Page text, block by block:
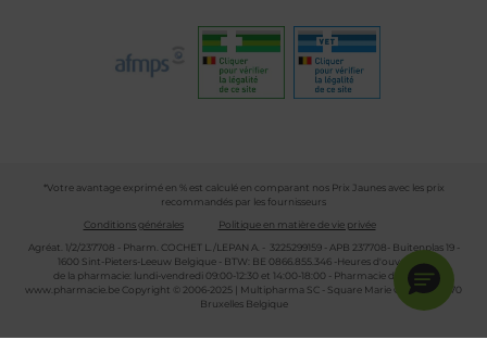
*Votre avantage exprimé en % est calculé en comparant nos Prix Jaunes avec les prix
recommandés par les fournisseurs
Conditions générales
Politique en matière de vie privée
Agréat. 1/2/237708 - Pharm. COCHET L./LEPAN A. - 3225299159 - APB 237708- Buitenplas 19 -
1600 Sint-Pieters-Leeuw Belgique - BTW: BE 0866.855.346 -Heures d'ouverture
de la pharmacie: lundi-vendredi 09:00-12:30 et 14:00-18:00 - Pharmacie de garde :
www.pharmacie.beCopyright © 2006-2025 | Multipharma SC - Square Marie Curie 30 - 1070
Bruxelles Belgique